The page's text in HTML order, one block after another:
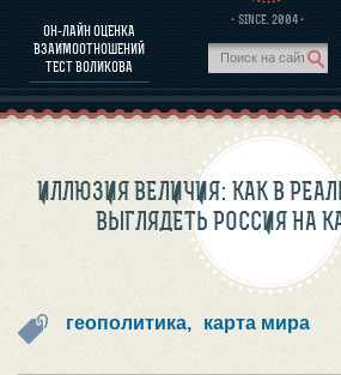
ОН-ЛАЙН ОЦЕНКА
ВЗАИМООТНОШЕНИЙ
ТЕСТ ВОЛИКОВА
· SINCE. 2004 ·
О ПРОГРАММЕ
ПРОГНОЗЫ И
ИЛЛЮЗИЯ ВЕЛИЧИЯ: КАК В
ВЫГЛЯДЕТЬ РОССИЯ НА
геополитика, карта мира